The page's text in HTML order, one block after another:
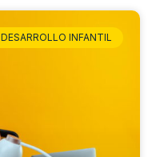
DESARROLLO INFANTIL